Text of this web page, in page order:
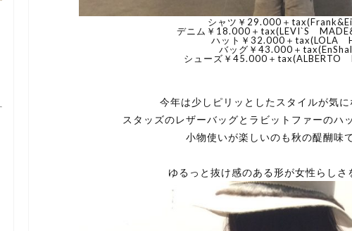
シャツ￥29.000＋
デニム￥18.000＋tax(LEVI`S
ハット￥32.000＋tax(LOLA
バッグ￥43.000＋
シューズ￥45.000＋tax(ALBERTO
今年は少しピリッとしたスタイルが気
スタッズのレザーバッグとラビットファーのハ
小物使いが楽しいのも秋の醍醐味
ゆるっと抜け感のある形が女性らしさ